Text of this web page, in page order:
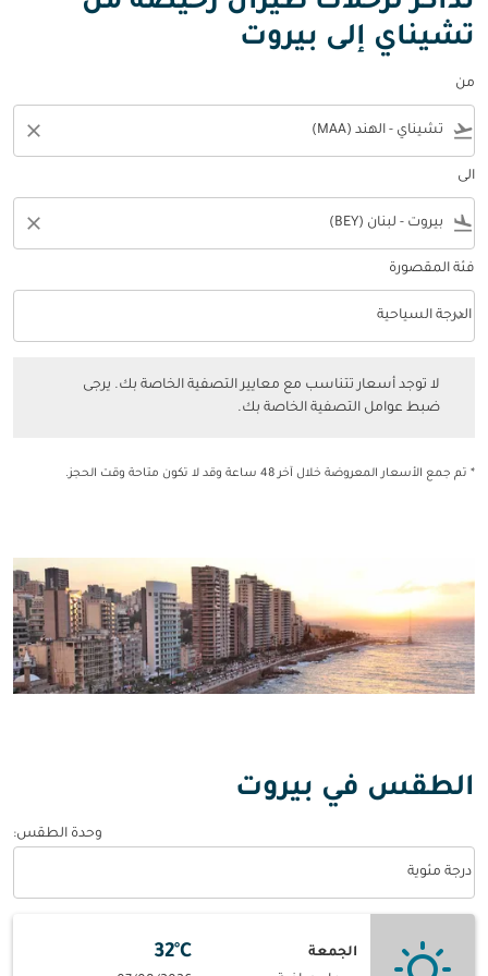
تشيناي إلى بيروت
من
flight_takeoff
close
الى
flight_land
close
فئة المقصورة
فئة المقصورة option الدرجة السياحية Selected
الدرجة السياحية
keyboard_arrow_down
لا توجد أسعار تتناسب مع معايير التصفية الخاصة بك. يرجى
ضبط عوامل التصفية الخاصة بك.
* تم جمع الأسعار المعروضة خلال آخر 48 ساعة وقد لا تكون متاحة وقت الحجز.
الطقس في بيروت
وحدة الطقس:
درجة مئوية
الجمعة
32°C